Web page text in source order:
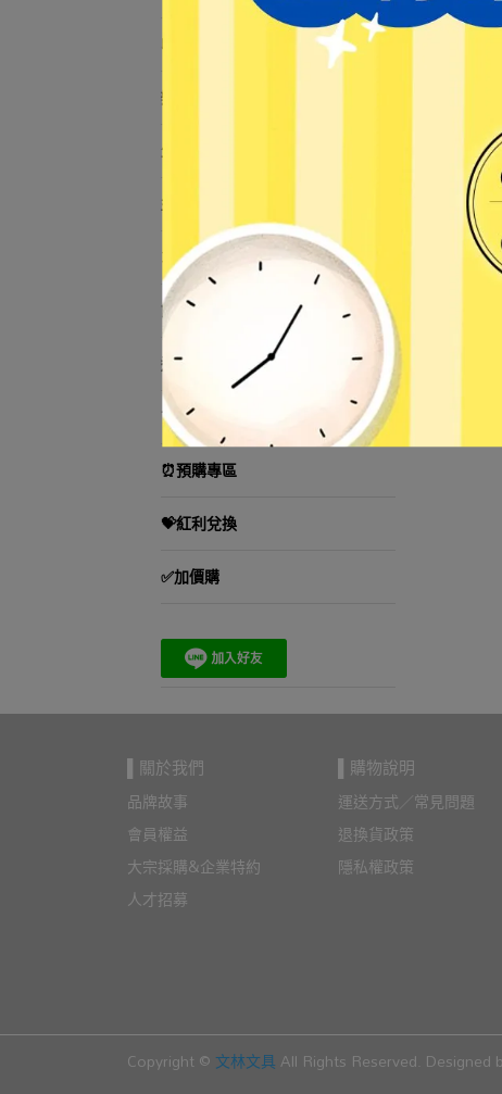
收納用品
辦公用品
生活小物
益智遊戲／教學用品
3C用品
節慶用品
運動用品
TOMICA小汽車
⏰預購專區
💝紅利兌換
✅加價購
▌關於我們
品牌故事
會員權益
大宗採購&企業特約
人才招募
▌購物說明
運送方式／常見問題
退換貨政策
隱私權政策
Copyright © 文林文具 All Rights Reserved. Designed